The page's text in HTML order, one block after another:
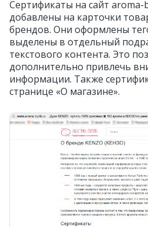
Сертификаты на сайт
добавлены на карточки
брендов. Они оформлены
выделены в отдельный
текстового контента. Это
дополнительно привлечь
информации. Также
странице «О магазине».